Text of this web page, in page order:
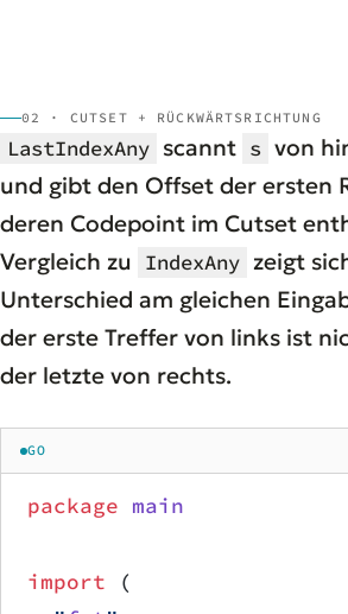
02 · CUTSET + RÜCKWÄRTSRICHTUNG
LastIndexAny scannt s von
und gibt den Offset der ersten
deren Codepoint im Cutset
Vergleich zu IndexAny zeigt
Unterschied am gleichen
der erste Treffer von links ist
der letzte von rechts.
GO
package main
import (